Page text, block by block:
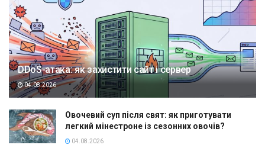
DDoS-атака: як захистити сайт і сервер
04.08.2026
Овочевий суп після свят: як приготувати
легкий мінестроне із сезонних овочів?
04.08.2026